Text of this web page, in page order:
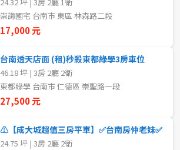
20坪以下
50~60 坪
崇誨國宅 台南市 東區 林森路二段
17,000 元
台南透天店面 (租)秒殺東都綠學3房車位
46.18 坪 | 3房 2廳 2衛
東都綠學 台南市 仁德區 崇聖路一段
27,500 元
⚠️【成大城超值三房平車】✅台南房仲老妹✅
24.75 坪 | 3房 2廳 2衛